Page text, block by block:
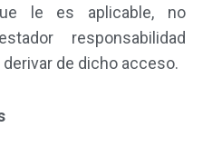
le es aplicable, no
responsabilidad
de dicho acceso.